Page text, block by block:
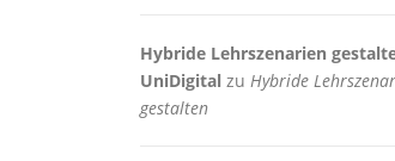
Hybride Lehrszenarien
UniDigital zu Hybride
gestalten